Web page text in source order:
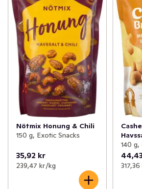
Nötmix Honung & Chili
150 g, Exotic Snacks
35,92 kr
239,47 kr /kg
140 g,